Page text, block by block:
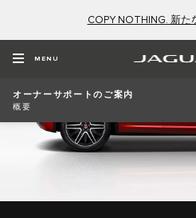
COPY NOTHING. 新た
MENU
オーナーサポートのご案内
概要